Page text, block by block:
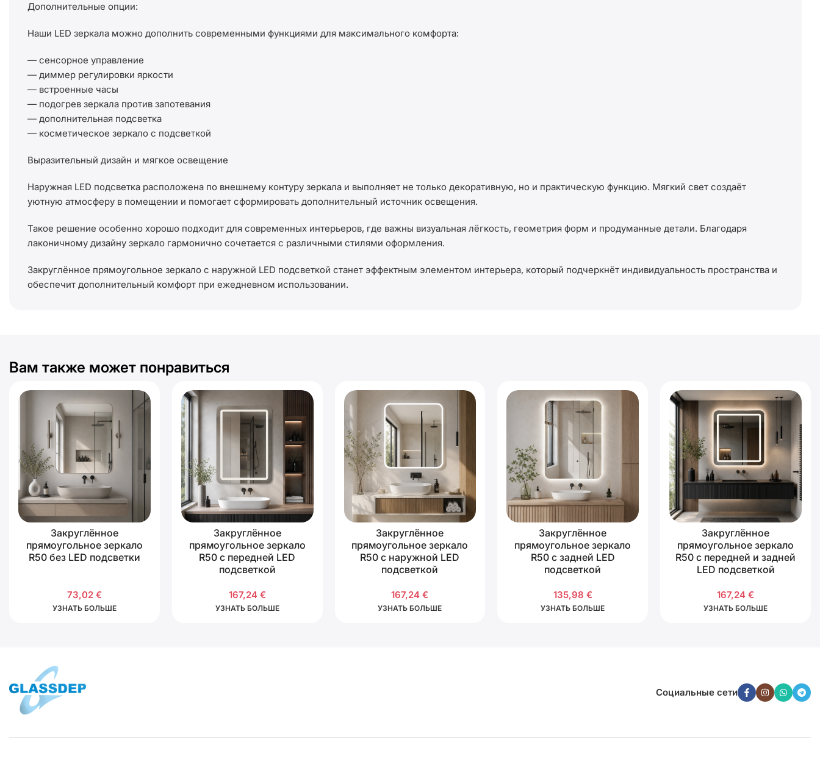
Дополнительные опции:
Наши LED зеркала можно дополнить современными функциями для максимального комфорта:
— сенсорное управление
— диммер регулировки яркости
— встроенные часы
— подогрев зеркала против запотевания
— дополнительная подсветка
— косметическое зеркало с подсветкой
Выразительный дизайн и мягкое освещение
Наружная LED подсветка расположена по внешнему контуру зеркала и выполняет не только декоративную, но и практическую функцию. Мягкий свет создаёт
уютную атмосферу в помещении и помогает сформировать дополнительный источник освещения.
Такое решение особенно хорошо подходит для современных интерьеров, где важны визуальная лёгкость, геометрия форм и продуманные детали. Благодаря
лаконичному дизайну зеркало гармонично сочетается с различными стилями оформления.
Закруглённое прямоугольное зеркало с наружной LED подсветкой станет эффектным элементом интерьера, который подчеркнёт индивидуальность пространства и
обеспечит дополнительный комфорт при ежедневном использовании.
Вам также может понравиться
Закруглённое
прямоугольное зеркало
R50 без LED подсветки
73,02 €
УЗНАТЬ БОЛЬШЕ
Закруглённое
прямоугольное зеркало
R50 с передней LED
подсветкой
167,24 €
УЗНАТЬ БОЛЬШЕ
Закруглённое
прямоугольное зеркало
R50 с наружной LED
подсветкой
167,24€
УЗНАТЬ БОЛЬШЕ
Закруглённое
прямоугольное зеркало
R50 с задней LED
подсветкой
135,98 €
УЗНАТЬ БОЛЬШЕ
Закруглённое
прямоугольное зеркало
R50 с передней и задней
LED подсветкой
167,24€
УЗНАТЬ БОЛЬШЕ
Социальные сети